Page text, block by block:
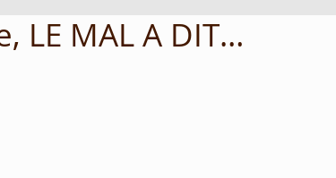
LE MAL A DIT…